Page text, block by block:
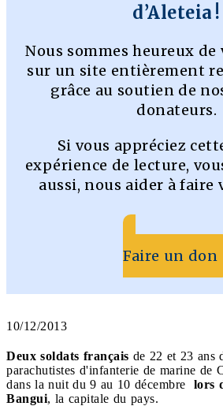
d’Aleteia !
Nous sommes heureux
sur un site entièrement
grâce au soutien de
donateurs.
Si vous appréciez
expérience de lecture,
aussi, nous aider à faire
Faire un don
10/12/2013
Deux soldats français de 22 et 23 ans
parachutistes d'infanterie de marine de
dans la nuit du 9 au 10 décembre lors
Bangui, la capitale du pays.